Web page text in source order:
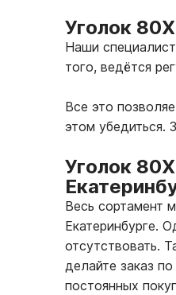
Уголок
Наши
того, ведётся
Все это
этом убедиться.
Уголок
Весь сортамент
Екатеринбурге.
отсутствовать.
делайте заказ
постоянных